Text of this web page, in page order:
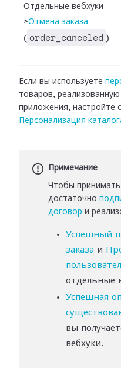
Отдельные вебхуки
>Отмена заказа
( order_canceled )
Если вы используете
товаров,
приложения, настройте
Персонализация
Примечание
Чтобы
достаточно
договор и
Успешный
заказа и
отдельные
Успешная
вы
вебхуки.